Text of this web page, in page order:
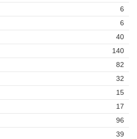
6
6
40
140
82
32
15
17
96
39